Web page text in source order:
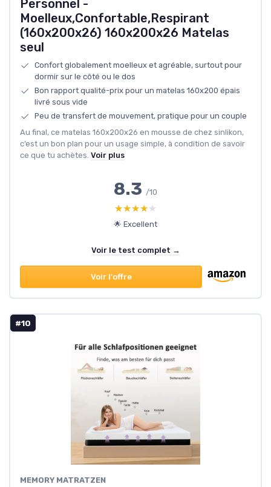
Personnel -
Moelleux,Confortable,Respirant
(160x200x26) 160x200x26 Matelas
seul
Confort globalement moelleux et agréable, surtout pour
dormir sur le côté ou le dos
Bon rapport qualité-prix pour un matelas 160x200 épais
livré sous vide
Peu de transfert de mouvement, pratique pour un couple
Au final, ce matelas 160x200x26 en mousse de chez sinlikon,
c’est un bon plan pour un usage simple, à condition de savoir
ce que tu achètes. Voir plus
8.3 /10
★★★★★
★★★★★
🌟 Excellent
Voir le test complet →
Voir l'offre
#10
MEMORY MATRATZEN